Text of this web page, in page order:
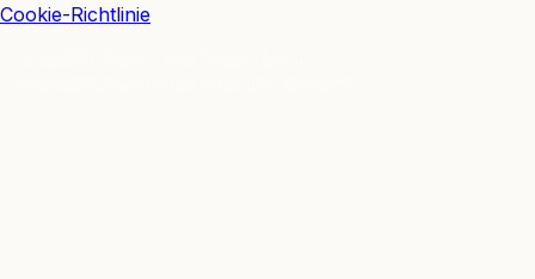
Cookie-Richtlinie